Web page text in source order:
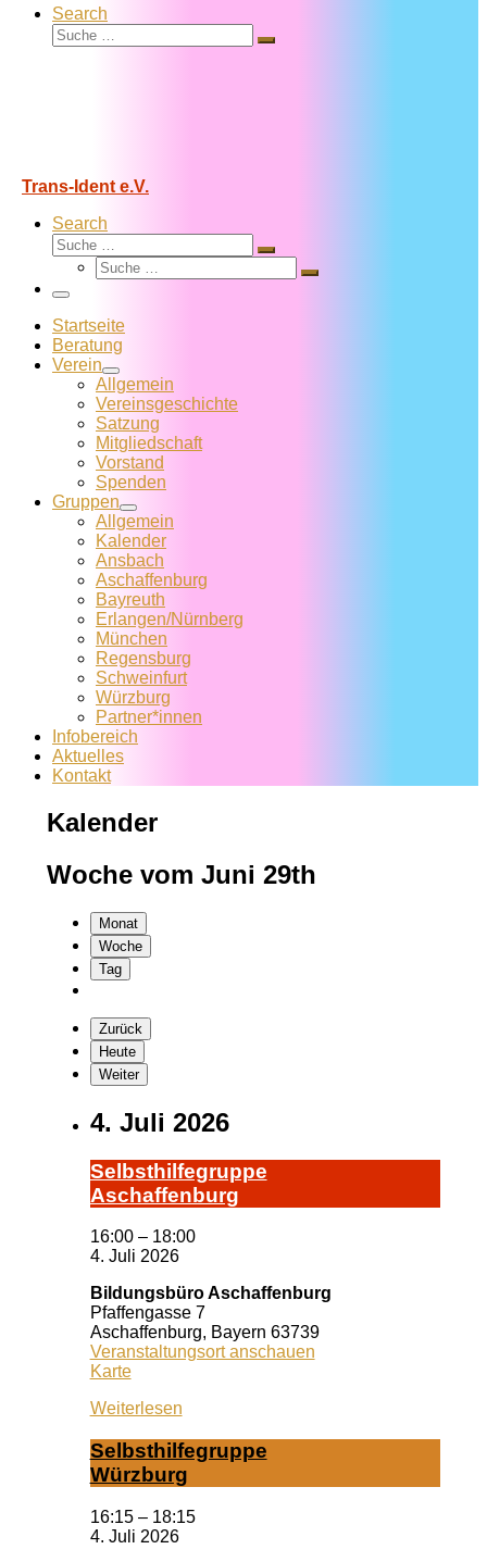
Search
Suche
Suche
Trans-Ident e.V.
Search
Suche
Suche
Suche
Suche
Menü
Startseite
Beratung
Verein
Allgemein
Vereins­geschichte
Satzung
Mitglied­schaft
Vorstand
Spenden
Gruppen
Allgemein
Kalender
Ansbach
Aschaffenburg
Bayreuth
Erlangen/Nürnberg
München
Regensburg
Schweinfurt
Würzburg
Partner*innen
Infobereich
Aktuelles
Kontakt
Kalender
Woche vom Juni 29th
Monat
Woche
Tag
Zurück
Heute
Weiter
4. Juli 2026
Selbst­hil­fe­grup­pe
A­schaf­fen­burg
16:00 – 18:00
4. Juli 2026
Bildungsbüro Aschaffenburg
Pfaffengasse 7
Aschaffenburg, Bayern 63739
Veranstaltungsort anschauen
KarteBildungsbüro
Weiterlesen
Selbst­hil­fe­grup­pe
Würz­burg
16:15 – 18:15
4. Juli 2026